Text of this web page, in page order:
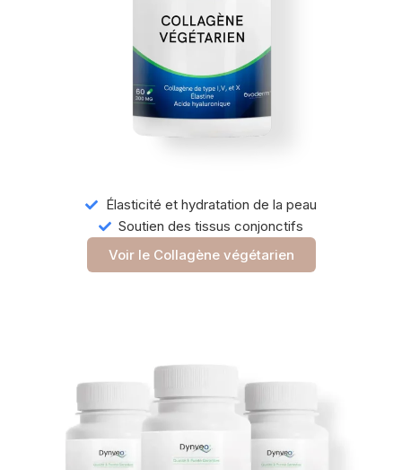
Élasticité et hydratation de la peau
Soutien des tissus conjonctifs
Voir le Collagène végétarien